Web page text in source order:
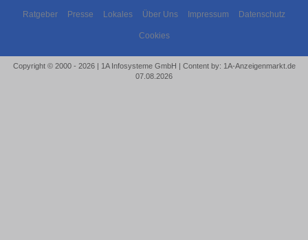
Ratgeber Presse Lokales Über Uns Impressum Datenschutz
Cookies
Copyright © 2000 - 2026 | 1A Infosysteme GmbH | Content by: 1A-Anzeigenmarkt.de
07.08.2026